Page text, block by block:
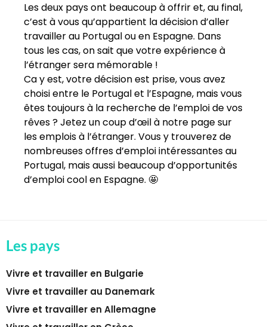
Les deux pays ont beaucoup à offrir et, au final,
c’est à vous qu’appartient la décision d’aller
travailler au Portugal ou en Espagne. Dans
tous les cas, on sait que votre expérience à
l’étranger sera mémorable !
Ca y est, votre décision est prise, vous avez
choisi entre le Portugal et l’Espagne, mais vous
êtes toujours à la recherche de l’emploi de vos
rêves ? Jetez un coup d’œil à notre page sur
les emplois à l’étranger. Vous y trouverez de
nombreuses offres d’emploi intéressantes au
Portugal, mais aussi beaucoup d’opportunités
d’emploi cool en Espagne. 🤩
Les pays
Vivre et travailler en Bulgarie
Vivre et travailler au Danemark
Vivre et travailler en Allemagne